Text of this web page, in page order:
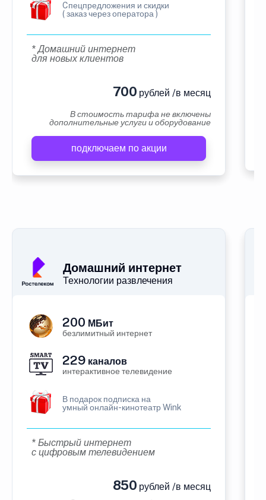
Cпецпредложения и скидки
( заказ через оператора )
* Домашний интернет
для новых клиентов
700 рублей /в месяц
В стоимость тарифа не включены
дополнительные услуги и оборудование
подключаем по акции
Домашний интернет
Технологии развлечения
200 МБит
безлимитный интернет
229 каналов
интерактивное телевидение
В подарок подписка на
умный онлайн-кинотеатр Wink
* Быстрый интернет
с цифровым телевидением
850 рублей /в месяц